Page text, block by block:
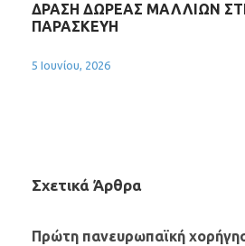
ΔΡΑΣΗ ΔΩΡΕΑΣ ΜΑΛΛΙΩΝ
ΠΑΡΑΣΚΕΥΗ
5 Ιουνίου, 2026
Σχετικά Άρθρα
Πρώτη πανευρωπαϊκή